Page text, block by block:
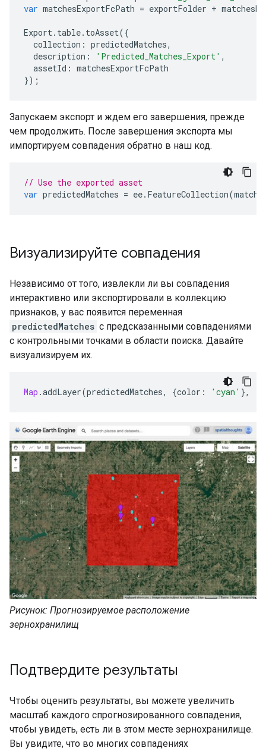
var matchesExportFcPath = exportFolder +
Export . table. toAsset({
collection : predictedMatches,
description : 'Predicted_Matches_Export' ,
assetId : matchesExportFcPath
});
Запускаем экспорт и ждем его завершения, прежде
чем продолжить. После завершения экспорта мы
импортируем совпадения обратно в наш код.
// Use the exported asset
var predictedMatches = ee. FeatureCollection(
Визуализируйте совпадения
Независимо от того, извлекли ли вы совпадения
интерактивно или экспортировали в коллекцию
признаков, у вас появится переменная
predictedMatches с предсказанными совпадениями
с контрольными точками в области поиска. Давайте
визуализируем их.
Map .addLayer(predictedMatches, {color : 'cyan' },
Рисунок: Прогнозируемое расположение
зернохранилищ
Подтвердите результаты
Чтобы оценить результаты, вы можете увеличить
масштаб каждого спрогнозированного совпадения,
чтобы увидеть, есть ли в этом месте зернохранилище.
Вы увидите, что во многих совпадениях